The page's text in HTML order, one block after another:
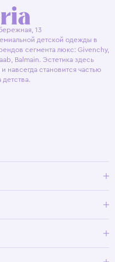
13
детской одежды в
сегмента люкс: Givenchy,
Balmain. Эстетика здесь
навсегда становится частью